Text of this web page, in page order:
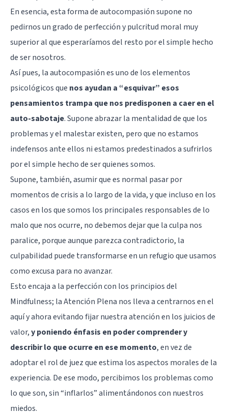
En esencia, esta forma de autocompasión supone no
pedirnos un grado de perfección y pulcritud moral muy
superior al que esperaríamos del resto por el simple hecho
de ser nosotros.
Así pues, la autocompasión es uno de los elementos
psicológicos que nos ayudan a “esquivar” esos
pensamientos trampa que nos predisponen a caer en el
auto-sabotaje. Supone abrazar la mentalidad de que los
problemas y el malestar existen, pero que no estamos
indefensos ante ellos ni estamos predestinados a sufrirlos
por el simple hecho de ser quienes somos.
Supone, también, asumir que es normal pasar por
momentos de crisis a lo largo de la vida, y que incluso en los
casos en los que somos los principales responsables de lo
malo que nos ocurre, no debemos dejar que la culpa nos
paralice, porque aunque parezca contradictorio, la
culpabilidad puede transformarse en un refugio que usamos
como excusa para no avanzar.
Esto encaja a la perfección con los principios del
Mindfulness; la Atención Plena nos lleva a centrarnos en el
aquí y ahora evitando fijar nuestra atención en los juicios de
valor,y poniendo énfasis en poder comprender y
describir lo que ocurre en ese momento, en vez de
adoptar el rol de juez que estima los aspectos morales de la
experiencia. De ese modo, percibimos los problemas como
lo que son, sin “inflarlos” alimentándonos con nuestros
miedos.